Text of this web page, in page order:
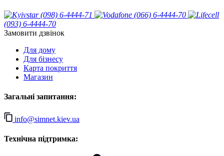
(098) 6-4444-71
(066) 6-4444-70
(093) 6-4444-70
Замовити дзвінок
Для дому
Для бізнесу
Карта покриття
Магазин
Загальні запитання:
info@simnet.kiev.ua
Технічна підтримка: